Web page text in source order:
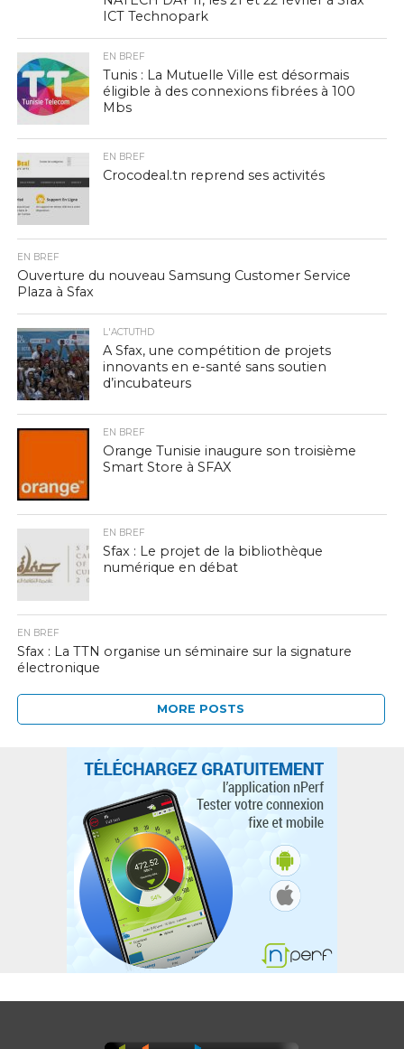
ICT Technopark
EN BREF
Tunis : La Mutuelle Ville est désormais
éligible à des connexions fibrées à 100
Mbs
EN BREF
Crocodeal.tn reprend ses activités
EN BREF
Ouverture du nouveau Samsung Customer Service
Plaza à Sfax
L'ACTUTHD
A Sfax, une compétition de projets
innovants en e-santé sans soutien
d’incubateurs
EN BREF
Orange Tunisie inaugure son troisième
Smart Store à SFAX
EN BREF
Sfax : Le projet de la bibliothèque
numérique en débat
EN BREF
Sfax : La TTN organise un séminaire sur la signature
électronique
MORE POSTS